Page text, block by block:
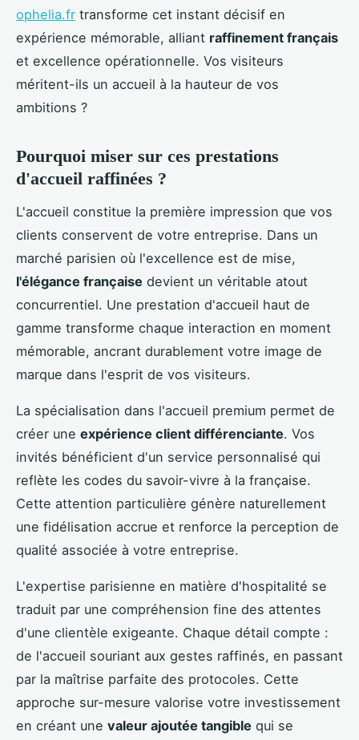
ophelia.fr transforme cet instant décisif en
expérience mémorable, alliant raffinement français
et excellence opérationnelle. Vos visiteurs
méritent-ils un accueil à la hauteur de vos
ambitions ?
Pourquoi miser sur ces prestations
d'accueil raffinées ?
L'accueil constitue la première impression que vos
clients conservent de votre entreprise. Dans un
marché parisien où l'excellence est de mise,
l'élégance française devient un véritable atout
concurrentiel. Une prestation d'accueil haut de
gamme transforme chaque interaction en moment
mémorable, ancrant durablement votre image de
marque dans l'esprit de vos visiteurs.
La spécialisation dans l'accueil premium permet de
créer une expérience client différenciante. Vos
invités bénéficient d'un service personnalisé qui
reflète les codes du savoir-vivre à la française.
Cette attention particulière génère naturellement
une fidélisation accrue et renforce la perception de
qualité associée à votre entreprise.
L'expertise parisienne en matière d'hospitalité se
traduit par une compréhension fine des attentes
d'une clientèle exigeante. Chaque détail compte :
de l'accueil souriant aux gestes raffinés, en passant
par la maîtrise parfaite des protocoles. Cette
approche sur-mesure valorise votre investissement
en créant une valeur ajoutée tangible qui se